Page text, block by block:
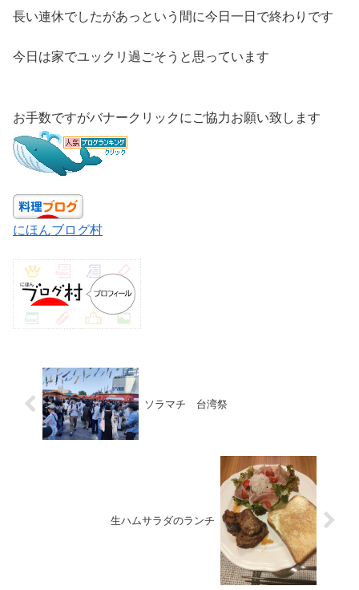
長い連休でしたがあっという間に今日一日で終わりです
今日は家でユックリ過ごそうと思っています
お手数ですがバナークリックにご協力お願い致します
にほんブログ村
ソラマチ 台湾祭
生ハムサラダのランチ